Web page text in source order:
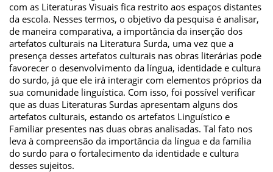
com as Literaturas Visuais fica restrito aos espaços distantes
da escola. Nesses termos, o objetivo da pesquisa é analisar,
de maneira comparativa, a importância da inserção dos
artefatos culturais na Literatura Surda, uma vez que a
presença desses artefatos culturais nas obras literárias pode
favorecer o desenvolvimento da língua, identidade e cultura
do surdo, já que ele irá interagir com elementos próprios da
sua comunidade linguística. Com isso, foi possível verificar
que as duas Literaturas Surdas apresentam alguns dos
artefatos culturais, estando os artefatos Linguístico e
Familiar presentes nas duas obras analisadas. Tal fato nos
leva à compreensão da importância da língua e da família
do surdo para o fortalecimento da identidade e cultura
desses sujeitos.